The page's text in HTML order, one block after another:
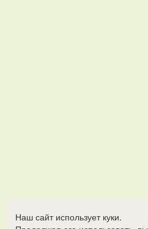
Наш сайт использует куки.